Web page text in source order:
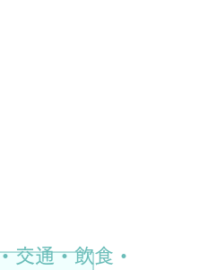
交通・飲食・